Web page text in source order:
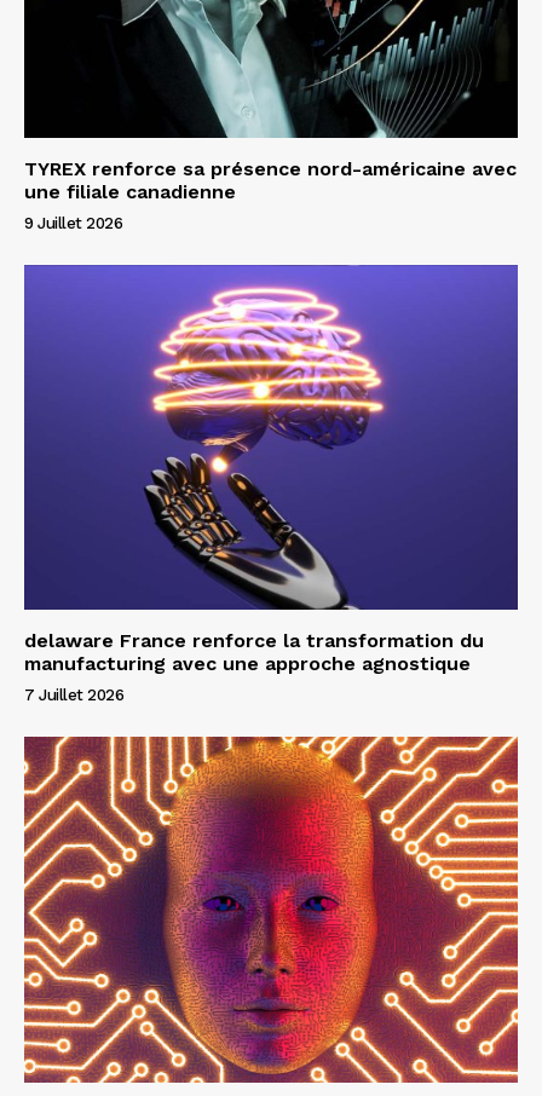
TYREX renforce sa présence nord-américaine avec
une filiale canadienne
9 Juillet 2026
delaware France renforce la transformation du
manufacturing avec une approche agnostique
7 Juillet 2026